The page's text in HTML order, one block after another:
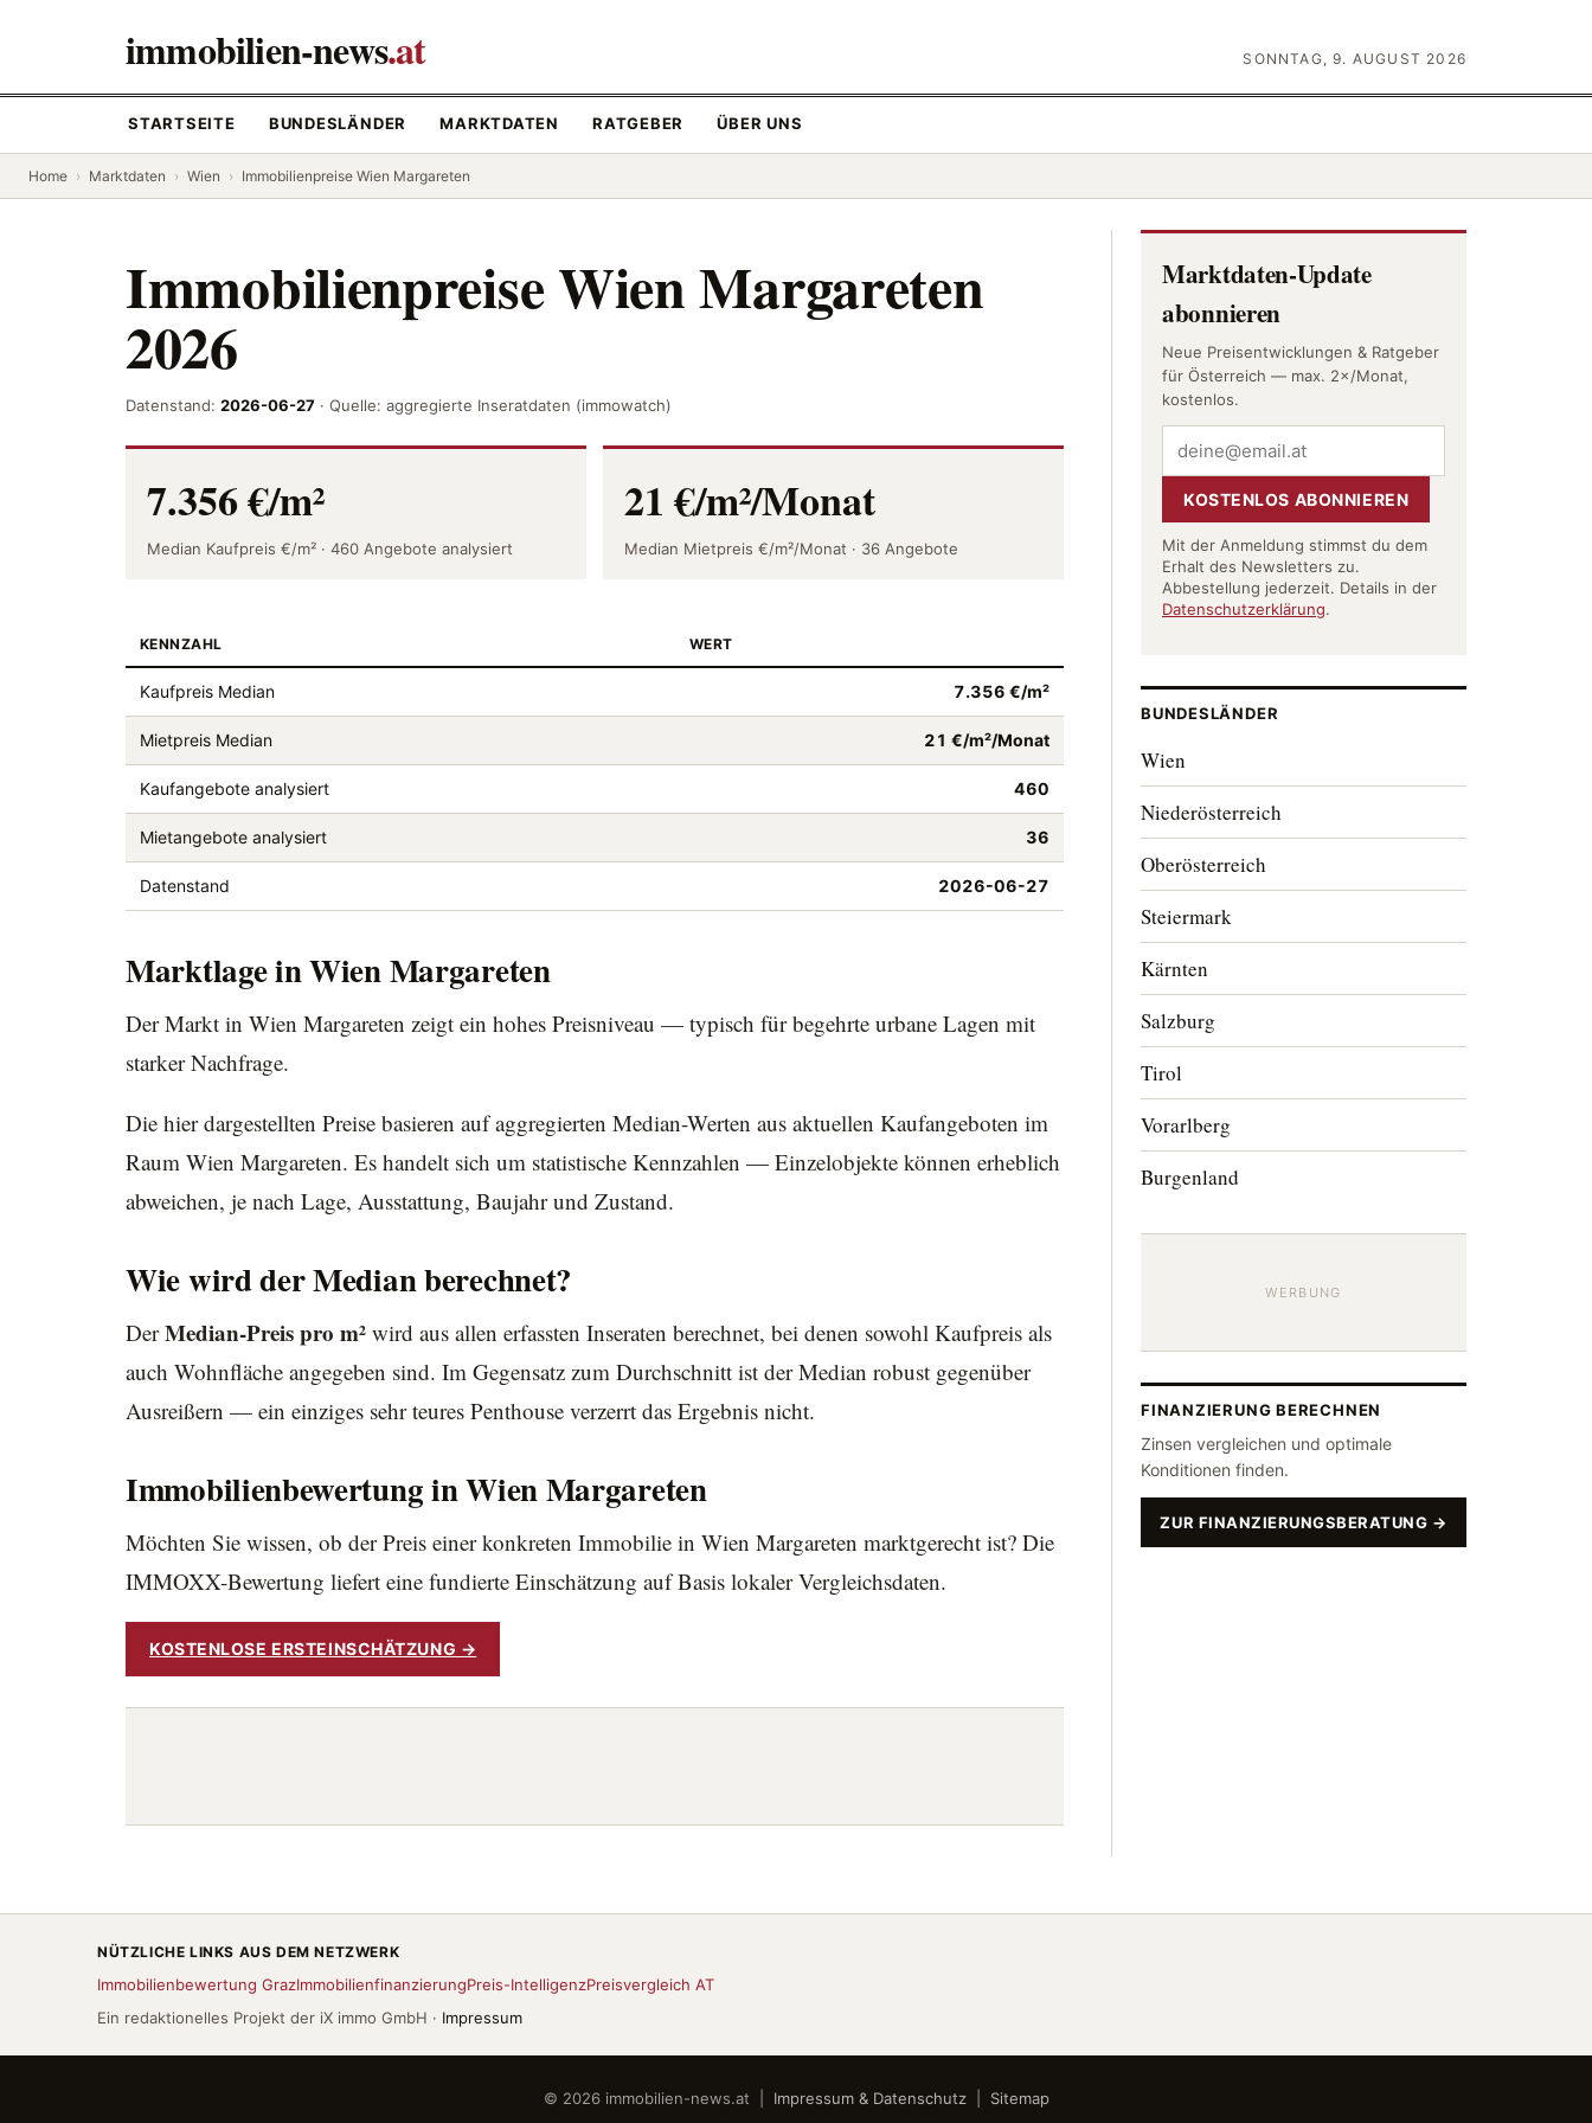
immobilien-news.at SONNTAG, 9. AUGUST 2026
STARTSEITE BUNDESLÄNDER MARKTDATEN RATGEBER ÜBER UNS
Home › Marktdaten › Wien › Immobilienpreise Wien Margareten
Immobilienpreise Wien Margareten
2026
Datenstand: 2026-06-27 · Quelle: aggregierte Inseratdaten (immowatch)
7.356 €/m²
Median Kaufpreis €/m² · 460 Angebote analysiert
21 €/m²/Monat
Median Mietpreis €/m²/Monat · 36 Angebote
KENNZAHL WERT
Kaufpreis Median 7.356 €/m²
Mietpreis Median 21 €/m²/Monat
Kaufangebote analysiert 460
Mietangebote analysiert 36
Datenstand 2026-06-27
Marktlage in Wien Margareten
Der Markt in Wien Margareten zeigt ein hohes Preisniveau — typisch für begehrte urbane Lagen mit
starker Nachfrage.
Die hier dargestellten Preise basieren auf aggregierten Median-Werten aus aktuellen Kaufangeboten im
Raum Wien Margareten. Es handelt sich um statistische Kennzahlen — Einzelobjekte können erheblich
abweichen, je nach Lage, Ausstattung, Baujahr und Zustand.
Wie wird der Median berechnet?
DerMedian-Preis pro m² wird aus allen erfassten Inseraten berechnet, bei denen sowohl Kaufpreis als
auch Wohnfläche angegeben sind. Im Gegensatz zum Durchschnitt ist der Median robust gegenüber
Ausreißern — ein einziges sehr teures Penthouse verzerrt das Ergebnis nicht.
Immobilienbewertung in Wien Margareten
Möchten Sie wissen, ob der Preis einer konkreten Immobilie in Wien Margareten marktgerecht ist? Die
IMMOXX-Bewertung liefert eine fundierte Einschätzung auf Basis lokaler Vergleichsdaten.
KOSTENLOSE ERSTEINSCHÄTZUNG →
Marktdaten-Update
abonnieren
Neue Preisentwicklungen & Ratgeber
für Österreich — max. 2×/Monat,
kostenlos.
KOSTENLOS ABONNIEREN
Mit der Anmeldung stimmst du dem
Erhalt des Newsletters zu.
Abbestellung jederzeit. Details in der
Datenschutzerklärung.
BUNDESLÄNDER
Wien
Niederösterreich
Oberösterreich
Steiermark
Kärnten
Salzburg
Tirol
Vorarlberg
Burgenland
WERBUNG
FINANZIERUNG BERECHNEN
Zinsen vergleichen und optimale
Konditionen finden.
ZUR FINANZIERUNGSBERATUNG →
NÜTZLICHE LINKS AUS DEM NETZWERK
Immobilienbewertung GrazImmobilienfinanzierungPreis-IntelligenzPreisvergleich AT
Ein redaktionelles Projekt der iX immo GmbH · Impressum
© 2026 immobilien-news.at | Impressum & Datenschutz| Sitemap